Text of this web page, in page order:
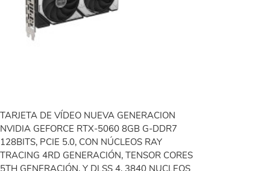
TARJETA DE VÍDEO NUEVA GENERACION
NVIDIA GEFORCE RTX-5060 8GB G-DDR7
128BITS, PCIE 5.0, CON NÚCLEOS RAY
TRACING 4RD GENERACIÓN, TENSOR CORES
5TH GENERACIÓN, Y DLSS 4, 3840 NUCLEOS